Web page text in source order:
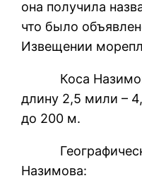
она получила
что было
Извещении
Коса Назимова
длину 2,5 мили –
до 200 м.
Назимова: